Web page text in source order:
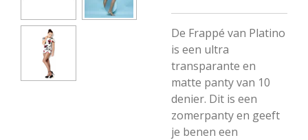
De Frappé van Platino
is een ultra
transparante en
matte panty van 10
denier. Dit is een
zomerpanty en geeft
je benen een